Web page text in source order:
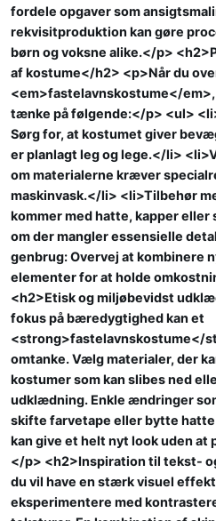
fordele opgaver som
rekvisitproduktion kan gøre
børn og voksne alike.</p>
af kostume</h2> <p>Når du
<em>fastelavnskostume</
tænke på følgende:</p> <ul>
Sørg for, at kostumet giver
er planlagt leg og lege.</li>
om materialerne kræver
maskinvask.</li> <li>Tilbehør
kommer med hatte, kapper eller
om der mangler essensielle
genbrug: Overvej at kombinere
elementer for at holde
<h2>Etisk og miljøbevidst
fokus på bæredygtighed kan et
<strong>fastelavnskostume</
omtanke. Vælg materialer, der
kostumer som kan slibes ned
udklædning. Enkle ændringer
skifte farvetape eller bytte
kan give et helt nyt look uden at
</p> <h2>Inspiration til tekst-
du vil have en stærk visuel
eksperimentere med